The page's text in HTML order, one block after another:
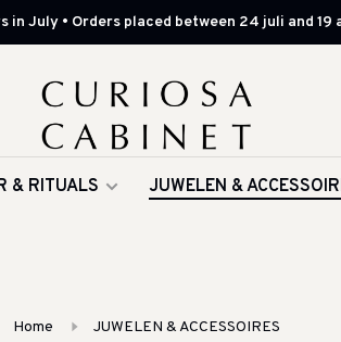
July • Orders placed between 24 juli and 19
& RITUALS JUWELEN &
Home JUWELEN & ACCESSOIRES